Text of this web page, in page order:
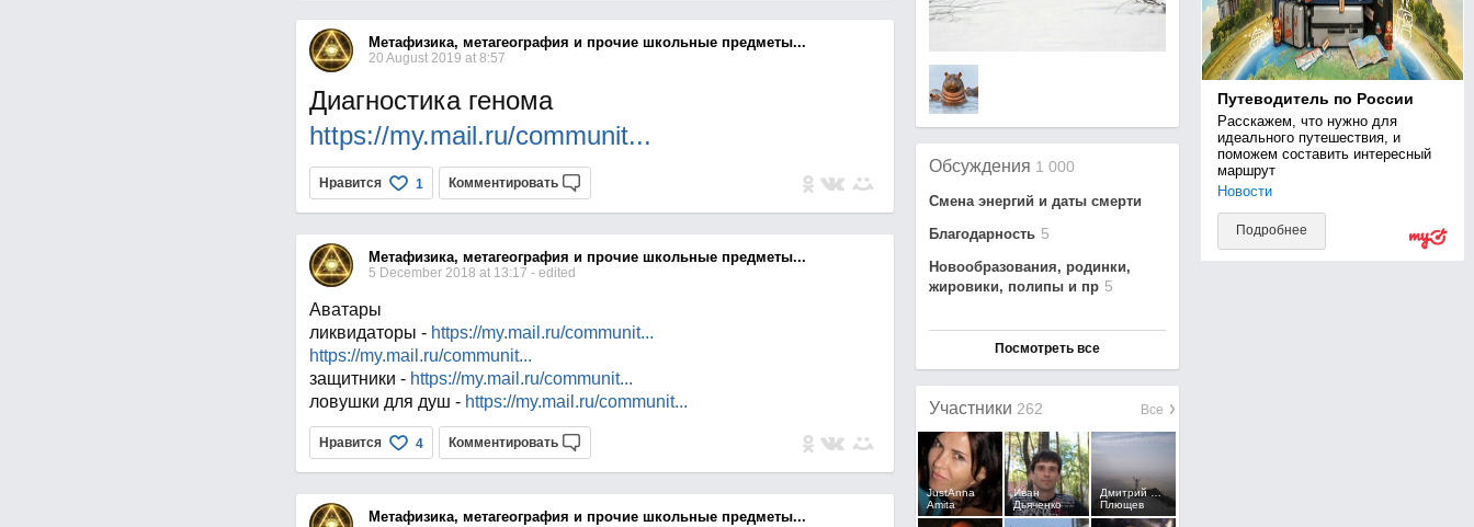
Метафизика, метагеография и прочие школьные предметы...
20 August 2019 at 8:57
Диагностика генома
https://my.mail.ru/communit...
Нравится 1 Комментировать
Метафизика, метагеография и прочие школьные предметы...
5 December 2018 at 13:17 - edited
Аватары
ликвидаторы - https://my.mail.ru/communit...
https://my.mail.ru/communit...
защитники - https://my.mail.ru/communit...
ловушки для душ - https://my.mail.ru/communit...
Нравится 4 Комментировать
Метафизика, метагеография и прочие школьные предметы...
Обсуждения 1 000
Смена энергий и даты смерти
Благодарность 5
Новообразования, родинки,
жировики, полипы и пр 5
Посмотреть все
Все
Участники 262
JustAnna
Amita
Иван
Дьяченко
Дмитрий Юрьевич
Плющев
Путеводитель по России
Расскажем, что нужно для
идеального путешествия, и
поможем составить интересный
маршрут
Новости
Подробнее